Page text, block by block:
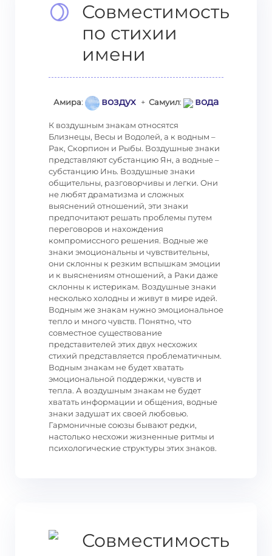
Совместимость
по стихии
имени
Амира: воздух+ Самуил: вода
К воздушным знакам относятся
Близнецы, Весы и Водолей, а к водным –
Рак, Скорпион и Рыбы. Воздушные знаки
представляют субстанцию Ян, а водные –
субстанцию Инь. Воздушные знаки
общительны, разговорчивы и легки. Они
не любят драматизма и сложных
выяснений отношений, эти знаки
предпочитают решать проблемы путем
переговоров и нахождения
компромиссного решения. Водные же
знаки эмоциональны и чувствительны,
они склонны к резким вспышкам эмоции
и к выяснениям отношений, а Раки даже
склонны к истерикам. Воздушные знаки
несколько холодны и живут в мире идей.
Водным же знакам нужно эмоциональное
тепло и много чувств. Понятно, что
совместное существование
представителей этих двух несхожих
стихий представляется проблематичным.
Водным знакам не будет хватать
эмоциональной поддержки, чувств и
тепла. А воздушным знакам не будет
хватать информации и общения, водные
знаки задушат их своей любовью.
Гармоничные союзы бывают редки,
настолько несхожи жизненные ритмы и
психологические структуры этих знаков.
Совместимость